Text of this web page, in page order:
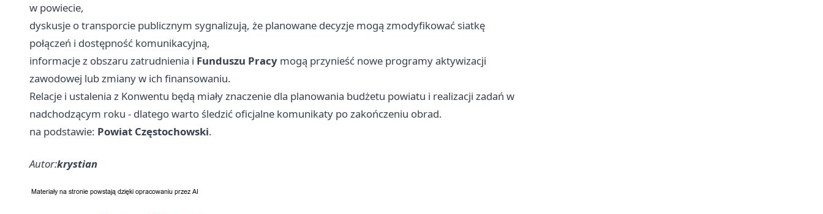
w powiecie,
dyskusje o transporcie publicznym sygnalizują, że planowane decyzje mogą zmodyfikować siatkę
połączeń i dostępność komunikacyjną,
informacje z obszaru zatrudnienia i Funduszu Pracy mogą przynieść nowe programy aktywizacji
zawodowej lub zmiany w ich finansowaniu.
Relacje i ustalenia z Konwentu będą miały znaczenie dla planowania budżetu powiatu i realizacji zadań w
nadchodzącym roku - dlatego warto śledzić oficjalne komunikaty po zakończeniu obrad.
na podstawie: Powiat Częstochowski.
Autor:krystian